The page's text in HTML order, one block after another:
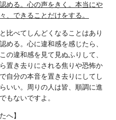
める。心の声をきく。本当にや
、できることだけをする。
比べてしんどくなることはあり
める。心に違和感を感じたら、
の違和感を見て見ぬふりして、
置き去りにされる焦りや恐怖か
自分の本音を置き去りにしてし
いい。周りの人は皆、順調に進
もないですよ。
へ】